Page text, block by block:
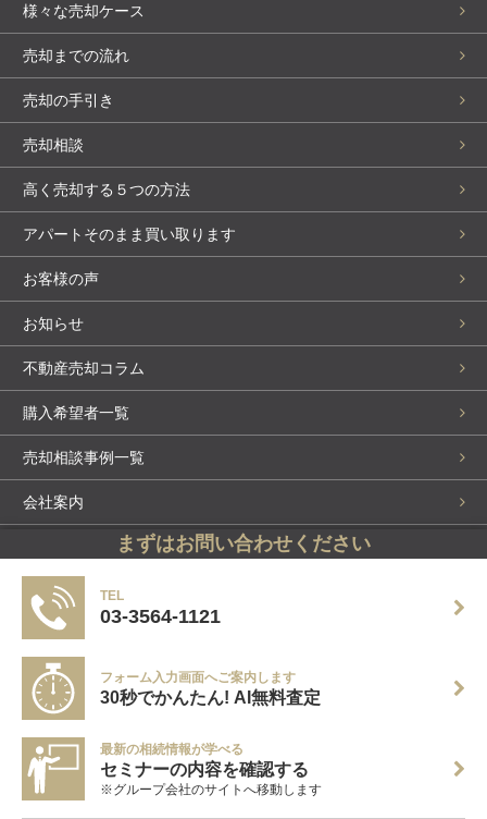
まずはお問い合わせください
TEL
03-3564-1121
フォーム入力画面へご案内します
30秒でかんたん! AI無料査定
最新の相続情報が学べる
セミナーの内容を確認する
※グループ会社のサイトへ移動します
様々な売却ケース
売却までの流れ
売却の手引き
売却相談
高く売却する５つの方法
アパートそのまま買い取ります
お客様の声
お知らせ
不動産売却コラム
購入希望者一覧
売却相談事例一覧
会社案内
スタッフ紹介
お問い合わせ・来店予約
個人情報保護方針
サイトマップ
Copyright (C) Century21 Bring Up All Rights Reserved.
センチュリー21加盟店は、すべて独立・自営です。